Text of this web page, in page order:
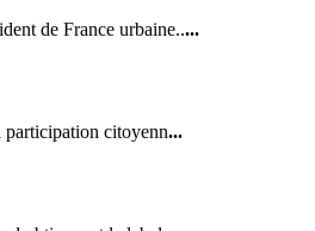
de France urbaine.....
citoyenn...